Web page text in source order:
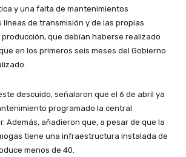
y una falta de mantenimientos
líneas de transmisión y de las propias
que debían haberse realizado
en los primeros seis meses del Gobierno
descuido, señalaron que el 6 de abril ya
programado la central
Además, añadieron que, a pesar de que la
tiene una infraestructura instalada de
menos de 40.